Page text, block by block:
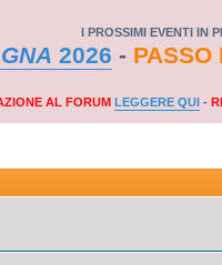
I PROSSIMI EVENTI IN
2026 - PASSO
AL FORUM LEGGERE QUI -